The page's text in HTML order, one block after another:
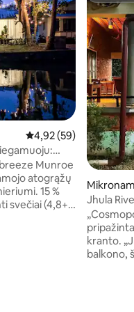
Vidutinis įvertinimas:
4,92 (59)
ir vaizdaiMunroe
atogrąžų
15 %
svečiai (4,8+⭐
ngalam
Jhula
kranto.
balkono,